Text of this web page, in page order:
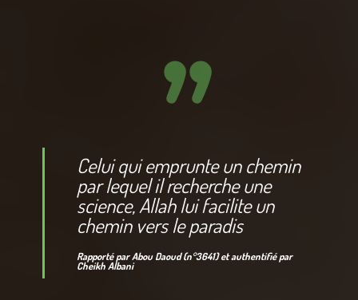
Celui qui emprunte un chemin
par lequel il recherche une
science, Allah lui facilite un
chemin vers le paradis
Rapporté par Abou Daoud (n°3641) et authentifié par
Cheikh Albani